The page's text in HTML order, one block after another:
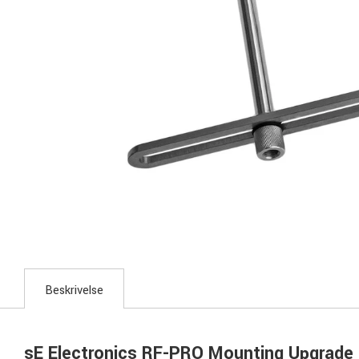
Beskrivelse
sE Electronics RF-PRO Mounting